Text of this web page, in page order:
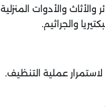
والأدوات المنزلية
والجراثيم.
عملية التنظيف.